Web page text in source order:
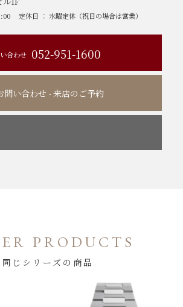
定休日 ： 水曜定休（祝日の場合は営業）
合わせ 052-951-1600
問い合わせ ・来店のご予約
PRODUCTS
同じシリーズの商品